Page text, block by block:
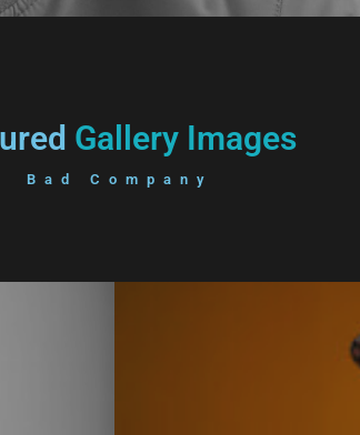
Gallery Images
Bad Company